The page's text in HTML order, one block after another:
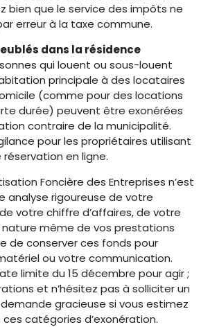
bien que le service des impôts ne
erreur à la taxe commune.
dans la résidence
qui louent ou sous-louent
principale à des locataires
(comme pour des locations
durée) peuvent être exonérées
contraire de la municipalité.
pour les propriétaires utilisant
en ligne.
Foncière des Entreprises n’est
analyse rigoureuse de votre
votre chiffre d’affaires, de votre
même de vos prestations
de conserver ces fonds pour
ou votre communication.
limite du 15 décembre pour agir ;
et n’hésitez pas à solliciter un
gracieuse si vous estimez
ces catégories d’exonération.